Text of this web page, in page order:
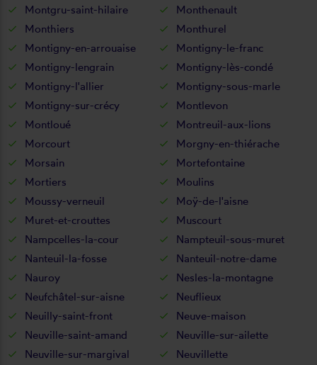
Montgru-saint-hilaire
Monthenault
Monthiers
Monthurel
Montigny-en-arrouaise
Montigny-le-franc
Montigny-lengrain
Montigny-lès-condé
Montigny-l'allier
Montigny-sous-marle
Montigny-sur-crécy
Montlevon
Montloué
Montreuil-aux-lions
Morcourt
Morgny-en-thiérache
Morsain
Mortefontaine
Mortiers
Moulins
Moussy-verneuil
Moÿ-de-l'aisne
Muret-et-crouttes
Muscourt
Nampcelles-la-cour
Nampteuil-sous-muret
Nanteuil-la-fosse
Nanteuil-notre-dame
Nauroy
Nesles-la-montagne
Neufchâtel-sur-aisne
Neuflieux
Neuilly-saint-front
Neuve-maison
Neuville-saint-amand
Neuville-sur-ailette
Neuville-sur-margival
Neuvillette